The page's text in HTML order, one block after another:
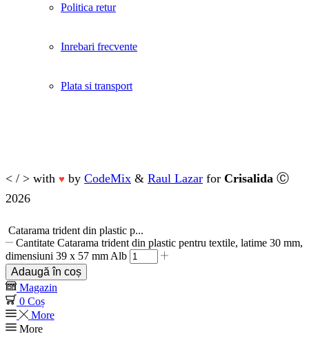
Politica retur
Inrebari frecvente
Plata si transport
< / > with ♥ by CodeMix & Raul Lazar for Crisalida Ⓒ
2026
Catarama trident din plastic p...
Cantitate Catarama trident din plastic pentru textile, latime 30 mm,
dimensiuni 39 x 57 mm Alb
Adaugă în coș
Magazin
0 Coș
More
More